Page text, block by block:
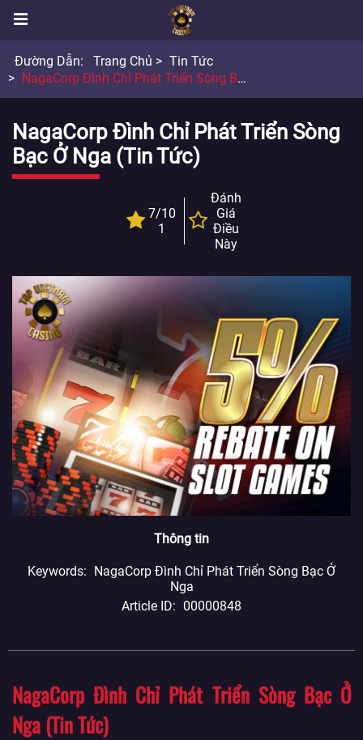
Đường Dẫn: Trang Chủ
Tin Tức
NagaCorp Đình Chỉ Phát Triển Sòng Bạc Ở Nga
NagaCorp Đình Chỉ Phát Triển Sòng
Bạc Ở Nga (Tin Tức)
7/10
1
Đánh
Giá
Điều
Này
Thông tin
Keywords
NagaCorp Đình Chỉ Phát Triển Sòng Bạc Ở
Nga
Article ID
00000848
NagaCorp Đình Chỉ Phát Triển Sòng Bạc Ở
Nga (Tin Tức)